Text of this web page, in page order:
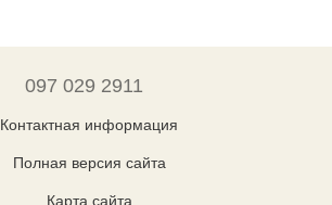
097 029 2911
Контактная информация
Полная версия сайта
Карта сайта